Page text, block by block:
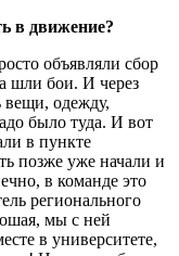
в движение?
объявляли сбор
шли бои. И через
вещи, одежду,
было туда. И вот
в пункте
позже уже начали и
в команде это
регионального
мы с ней
в университете,